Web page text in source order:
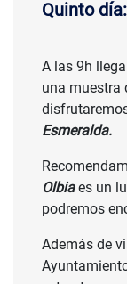
Quinto
A las 9h
una muestra
Esmeralda.
Olbiaes un
podremos
Además de